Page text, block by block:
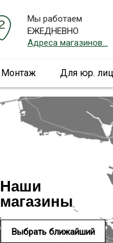
Мы работаем
ЕЖЕДНЕВНО
Адреса магазинов...
Монтаж Для юр. лиц
Наши
магазины
Выбрать ближайший